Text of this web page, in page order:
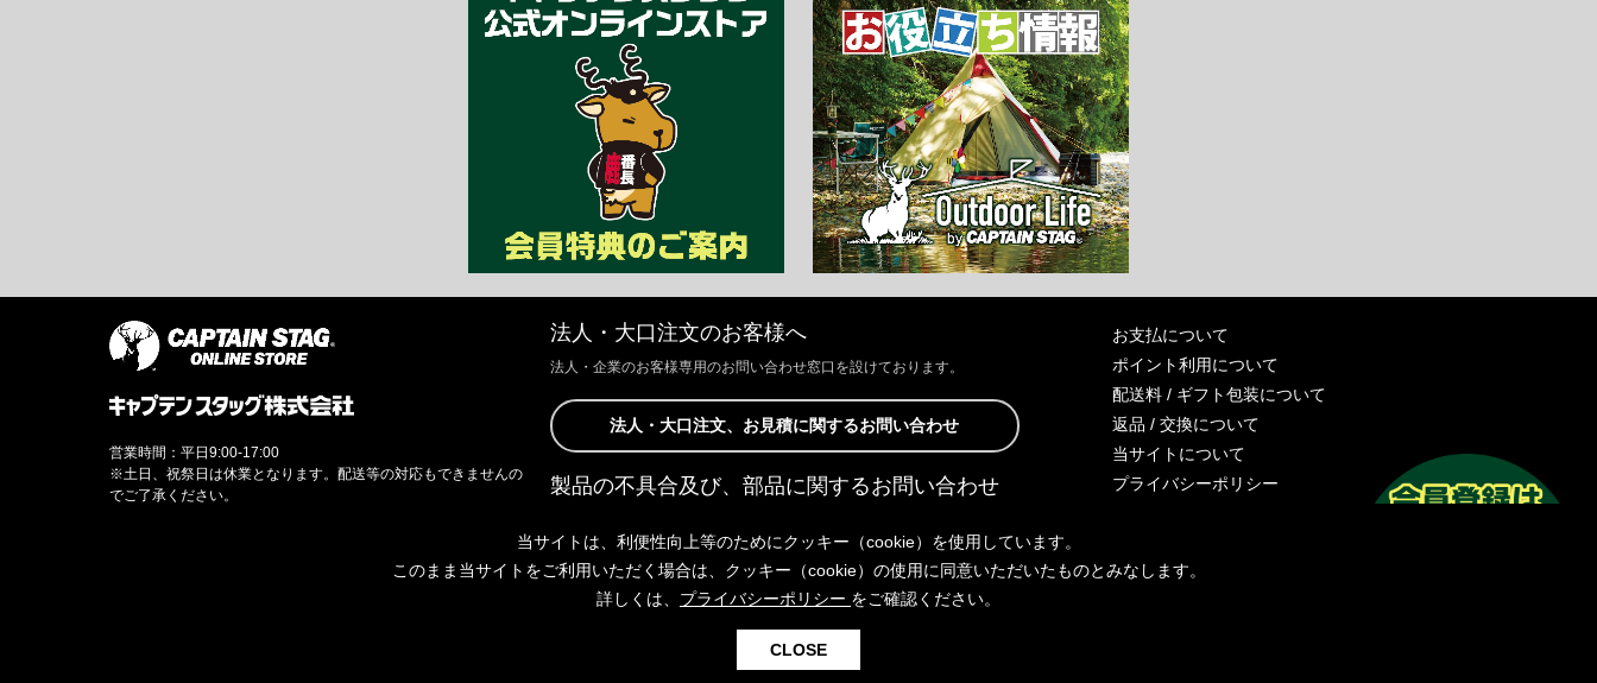
法人・大口注文のお客様へ
法人・企業のお客様専用のお問い合わせ窓口を設けております。
法人・大口注文、お見積に関するお問い合わせ
製品の不具合及び、部品に関するお問い合わせ
きましては、Webサイトにて承っております。
以下よりご連絡ください。
お支払について
ポイント利用について
配送料 / ギフト包装について
返品 / 交換について
当サイトについて
プライバシーポリシー
お問い合わせ
営業時間：平日9:00-17:00
※土日、祝祭日は休業となります。配送等の対応もできませんの
でご了承ください。
当サイトは、利便性向上等のためにクッキー（cookie）を使用しています。
このまま当サイトをご利用いただく場合は、クッキー（cookie）の使用に同意いただいたものとみなします。
詳しくは、 プライバシーポリシー をご確認ください。
CLOSE